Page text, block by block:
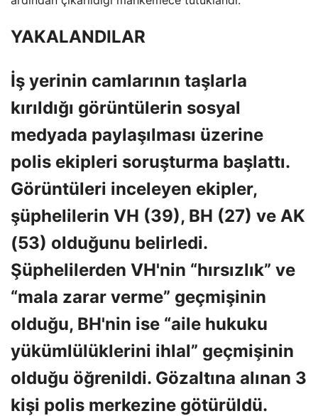
YAKALANDILAR
İş yerinin camlarının taşlarla
kırıldığı görüntülerin sosyal
medyada paylaşılması üzerine
polis ekipleri soruşturma başlattı.
Görüntüleri inceleyen ekipler,
şüphelilerin VH (39), BH (27) ve AK
(53) olduğunu belirledi.
Şüphelilerden VH'nin “hırsızlık” ve
“mala zarar verme” geçmişinin
olduğu, BH'nin ise “aile hukuku
yükümlülüklerini ihlal” geçmişinin
olduğu öğrenildi. Gözaltına alınan 3
kişi polis merkezine götürüldü.